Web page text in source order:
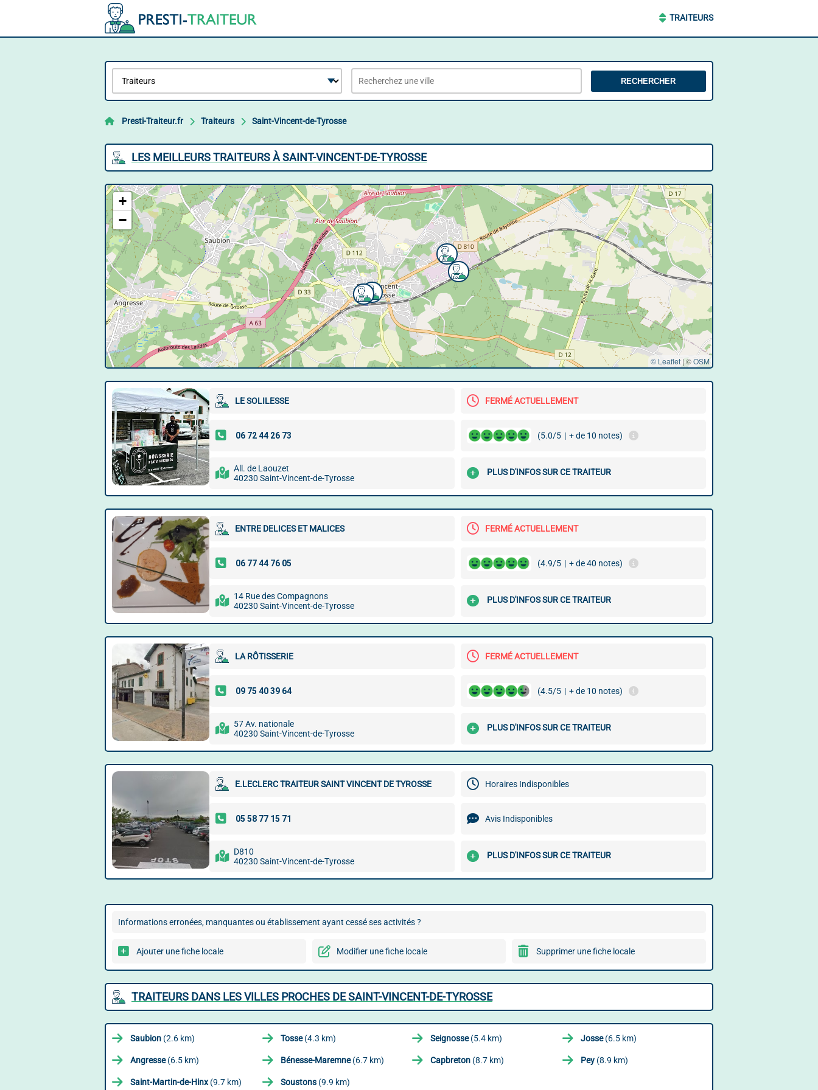
TRAITEURS
RECHERCHER
Presti-Traiteur.fr Traiteurs Saint-Vincent-de-Tyrosse
LES MEILLEURS TRAITEURS À SAINT-VINCENT-DE-TYROSSE
+
−
© Leaflet |©OSM
LE SOLILESSE FERMÉ ACTUELLEMENT
(5.0/5 | + de 10 notes)
All. de Laouzet
40230 Saint-Vincent-de-Tyrosse
PLUS D'INFOS SUR CE TRAITEUR
ENTRE DELICES ET MALICES FERMÉ ACTUELLEMENT
(4.9/5 | + de 40 notes)
14 Rue des Compagnons
40230 Saint-Vincent-de-Tyrosse
PLUS D'INFOS SUR CE TRAITEUR
LA RÔTISSERIE FERMÉ ACTUELLEMENT
(4.5/5 | + de 10 notes)
57 Av. nationale
40230 Saint-Vincent-de-Tyrosse
PLUS D'INFOS SUR CE TRAITEUR
E.LECLERC TRAITEUR SAINT VINCENT DE TYROSSE Horaires Indisponibles
Avis Indisponibles
D810
40230 Saint-Vincent-de-Tyrosse
PLUS D'INFOS SUR CE TRAITEUR
Informations erronées, manquantes ou établissement ayant cessé ses activités ?
Ajouter une fiche locale Modifier une fiche locale Supprimer une fiche locale
TRAITEURS DANS LES VILLES PROCHES DE SAINT-VINCENT-DE-TYROSSE
Saubion (2.6 km) Tosse(4.3 km) Seignosse(5.4 km) Josse(6.5 km)
Angresse(6.5 km) Bénesse-Maremne(6.7 km) Capbreton (8.7 km) Pey(8.9 km)
Saint-Martin-de-Hinx(9.7 km) Soustons(9.9 km)